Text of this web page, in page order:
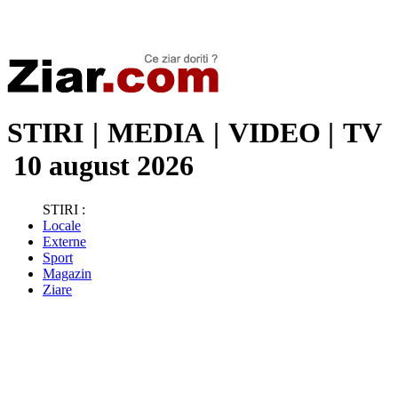
STIRI | MEDIA | VIDEO | TV
10 august 2026
STIRI :
Locale
Externe
Sport
Magazin
Ziare